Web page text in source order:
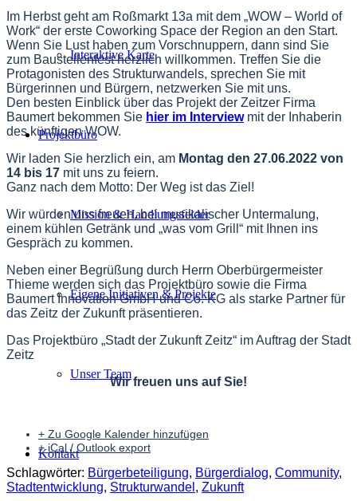
Interaktive Karte
Projektbüro
Mission & Handlungsfelder
Eigene Initiativen & Projekte
Unser Team
Kontakt
Im Herbst geht am Roßmarkt 13a mit dem „WOW – World of
Work“ der erste Coworking Space der Region an den Start.
Wenn Sie Lust haben zum Vorschnuppern, dann sind Sie
zum Baustellenfest herzlich willkommen. Treffen Sie die
Protagonisten des Strukturwandels, sprechen Sie mit
Bürgerinnen und Bürgern, netzwerken Sie mit uns.
Den besten Einblick über das Projekt der Zeitzer Firma
Baumert bekommen Sie hier im Interviewmit der Inhaberin
des künftigen WOW.
Wir laden Sie herzlich ein, am Montag den 27.06.2022 von
14 bis 17 mit uns zu feiern.
Ganz nach dem Motto: Der Weg ist das Ziel!
Wir würden uns freuen, bei musikalischer Untermalung,
einem kühlen Getränk und „was vom Grill“ mit Ihnen ins
Gespräch zu kommen.
Neben einer Begrüßung durch Herrn Oberbürgermeister
Thieme werden sich das Projektbüro sowie die Firma
Baumert Innovation GmbH und Co. KG als starke Partner für
das Zeitz der Zukunft präsentieren.
Das Projektbüro „Stadt der Zukunft Zeitz“ im Auftrag der Stadt
Zeitz
Wir freuen uns auf Sie!
+ Zu Google Kalender hinzufügen
+ iCal / Outlook export
Schlagwörter: Bürgerbeteiligung, Bürgerdialog, Community,
Stadtentwicklung, Strukturwandel , Zukunft